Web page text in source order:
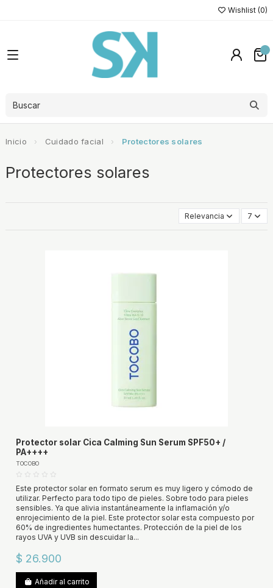
Wishlist (0)
Inicio Cuidado facial Protectores solares
Protectores solares
Relevancia 7
Protector solar Cica Calming Sun Serum SPF50+ /
PA++++
TOCOBO
Este protector solar en formato serum es muy ligero y cómodo de
utilizar. Perfecto para todo tipo de pieles. Sobre todo para pieles
sensibles. Ya que alivia instantáneamente la inflamación y/o
enrojecimiento de la piel. Este protector solar esta compuesto por
60% de ingredientes humectantes. Protección de la piel de los
rayos UVA y UVB sin descuidar la...
$ 26.900
Añadir al carrito